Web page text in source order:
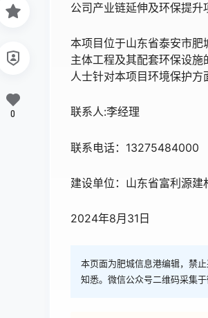
公司产业链延伸及环保提
本项目位于山东省泰安市
主体工程及其配套环保设
人士针对本项目环境保护方
联系人:李经理
联系电话：13275484000
建设单位：山东省富利源建
2024年8月31日
本页面为肥城信息港编辑，禁
知悉。微信公众号二维码采集
0